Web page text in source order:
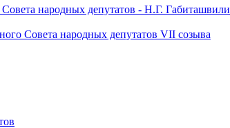
народных депутатов - Н.Г. Габиташвили
Совета народных депутатов VII созыва